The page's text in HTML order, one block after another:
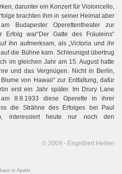
darunter ein Konzert für Violoncello,
brachten ihm in seiner Heimat aber
Budapester Operettentheater zur
Erfolg war“Der Gatte des Fräuleins“
ihn aufmerksam, als „Victoria und ihr
die Bühne kam. Schleunigst übertrug
im gleichen Jahr am 15. August hatte
und das Vergnügen. Nicht in Berlin,
von Hawaii“ zur Entfaltung, dafür
erst ein Jahr später. Im Drury Lane
8.9.1933 diese Operette in ihrer
die Strähne des Erfolges bei Paul
interessiert heute nur noch den
© 2009 - Engelbert Hellen
in Apatin